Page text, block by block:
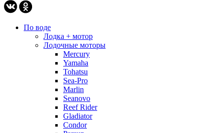
По воде
Лодка + мотор
Лодочные моторы
Mercury
Yamaha
Tohatsu
Sea-Pro
Marlin
Seanovo
Reef Rider
Gladiator
Condor